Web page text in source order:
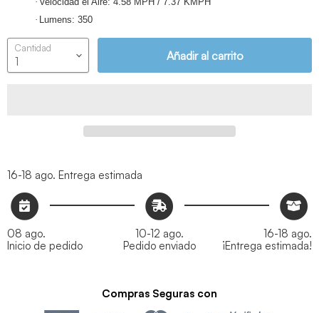
· Lumens: 350
Cantidad
Añadir al carrito
16-18 ago. Entrega estimada
08 ago.
Inicio de pedido
10-12 ago.
Pedido enviado
16-18 ago.
¡Entrega estimada!
Compras Seguras con